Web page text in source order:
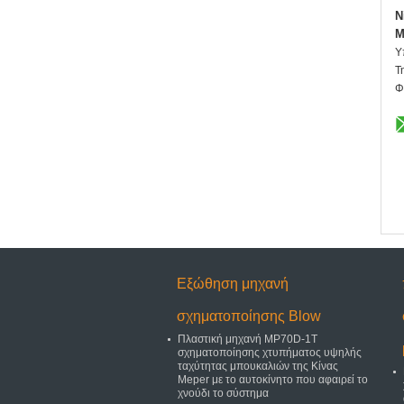
Εξώθηση μηχανή
σχηματοποίησης Blow
Πλαστική μηχανή MP70D-1T
σχηματοποίησης χτυπήματος υψηλής
ταχύτητας μπουκαλιών της Κίνας
Meper με το αυτοκίνητο που αφαιρεί το
χνούδι το σύστημα